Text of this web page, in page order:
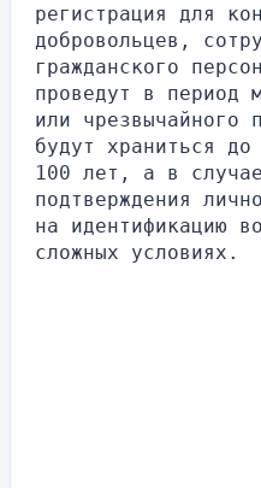
регистрация для
добровольцев,
гражданского
проведут в период
или чрезвычайного
будут храниться до
100 лет, а в
подтверждения
на идентификацию
сложных условиях.